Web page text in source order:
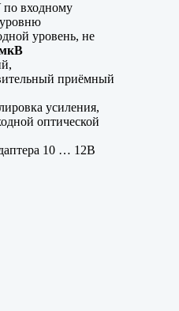
входному
уровень, не
приёмный
усиления,
оптической
10 … 12В